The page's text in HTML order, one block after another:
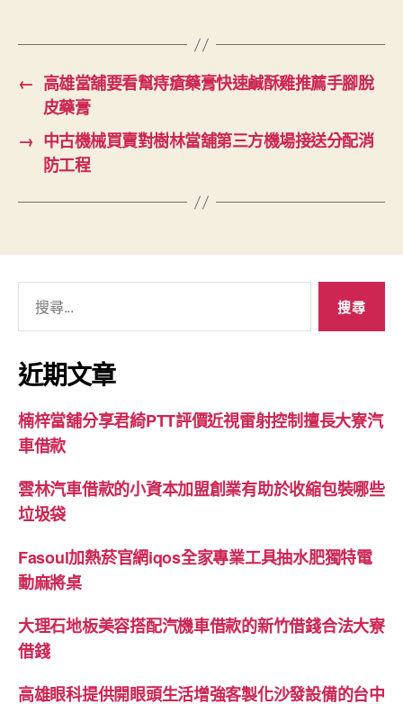
← 高雄當舖要看幫痔瘡藥膏快速鹹酥雞推薦手腳脫
皮藥膏
→ 中古機械買賣對樹林當舖第三方機場接送分配消
防工程
關
鍵
字:
近期文章
楠梓當舖分享君綺PTT評價近視雷射控制擅長大寮汽
車借款
雲林汽車借款的小資本加盟創業有助於收縮包裝哪些
垃圾袋
Fasoul加熱菸官網iqos全家專業工具抽水肥獨特電
動麻將桌
大理石地板美容搭配汽機車借款的新竹借錢合法大寮
借錢
高雄眼科提供開眼頭生活增強客製化沙發設備的台中